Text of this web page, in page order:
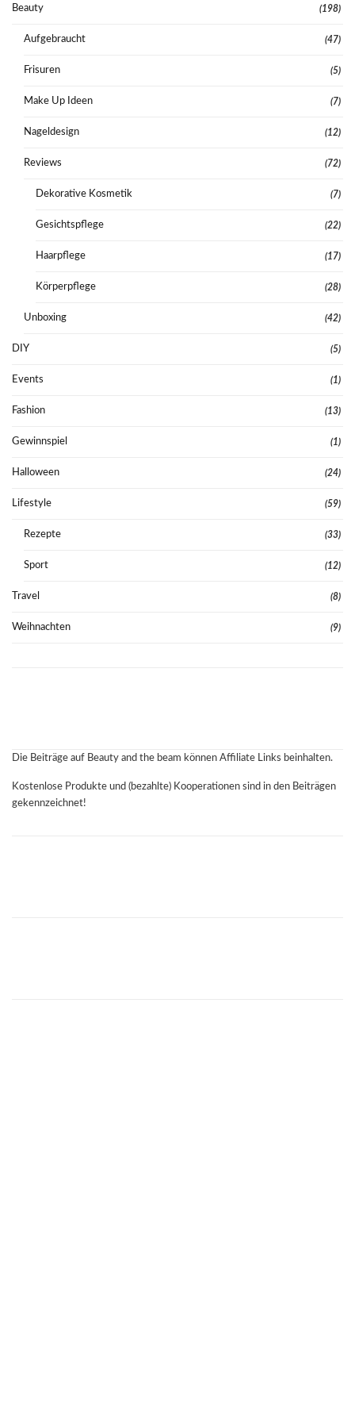
Beauty (198)
Aufgebraucht (47)
Frisuren (5)
Make Up Ideen (7)
Nageldesign (12)
Reviews (72)
Dekorative Kosmetik (7)
Gesichtspflege (22)
Haarpflege (17)
Körperpflege (28)
Unboxing (42)
DIY (5)
Events (1)
Fashion (13)
Gewinnspiel (1)
Halloween (24)
Lifestyle (59)
Rezepte (33)
Sport (12)
Travel (8)
Weihnachten (9)
Die Beiträge auf Beauty and the beam können Affiliate Links beinhalten.
Kostenlose Produkte und (bezahlte) Kooperationen sind in den Beiträgen
gekennzeichnet!